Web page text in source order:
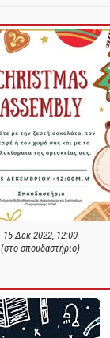
15 Δεκ 2022, 12:00
(στο σπουδαστήριο)